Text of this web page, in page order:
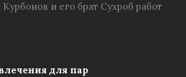
и его брат Сухроб работ
для пар